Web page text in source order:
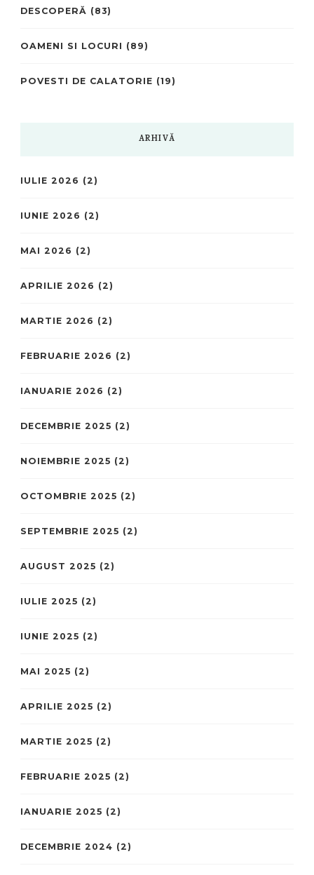
DESCOPERĂ (83)
OAMENI SI LOCURI (89)
POVESTI DE CALATORIE (19)
ARHIVĂ
IULIE 2026 (2)
IUNIE 2026 (2)
MAI 2026 (2)
APRILIE 2026 (2)
MARTIE 2026 (2)
FEBRUARIE 2026 (2)
IANUARIE 2026 (2)
DECEMBRIE 2025 (2)
NOIEMBRIE 2025 (2)
OCTOMBRIE 2025 (2)
SEPTEMBRIE 2025 (2)
AUGUST 2025 (2)
IULIE 2025 (2)
IUNIE 2025 (2)
MAI 2025 (2)
APRILIE 2025 (2)
MARTIE 2025 (2)
FEBRUARIE 2025 (2)
IANUARIE 2025 (2)
DECEMBRIE 2024 (2)